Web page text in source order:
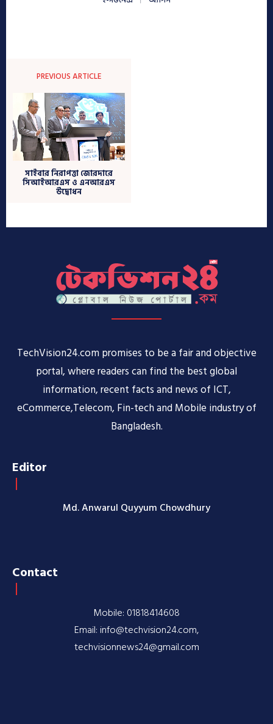
TechVision24.com promises to be a fair and objective
portal, where readers can find the best global
information, recent facts and news of ICT,
eCommerce,Telecom, Fin-tech and Mobile industry of
Bangladesh.
Editor
Md. Anwarul Quyyum Chowdhury
Contact
Mobile: 01818414608
Email: info@techvision24.com,
techvisionnews24@gmail.com